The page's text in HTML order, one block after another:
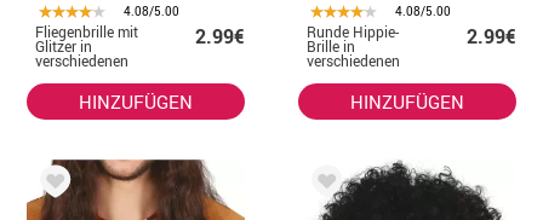
4.08/5.00
Fliegenbrille mit
Glitzer in
verschiedenen
2.99€
HINZUFÜGEN
4.08/5.00
Runde Hippie-
Brille in
verschiedenen
2.99€
HINZUFÜGEN